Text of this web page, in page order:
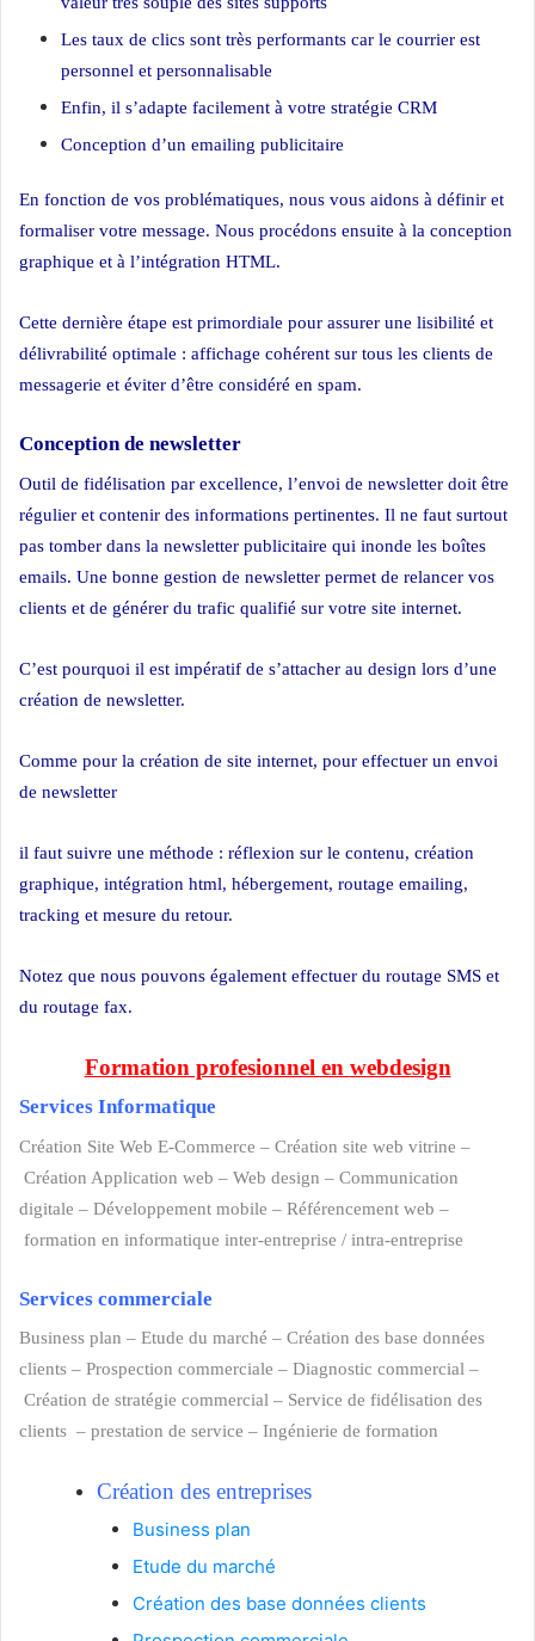
Les taux de clics sont très performants car le courrier est
personnel et personnalisable
Enfin, il s’adapte facilement à votre stratégie CRM
Conception d’un emailing publicitaire
En fonction de vos problématiques, nous vous aidons à définir et
formaliser votre message. Nous procédons ensuite à la conception
graphique et à l’intégration HTML.
Cette dernière étape est primordiale pour assurer une lisibilité et
délivrabilité optimale : affichage cohérent sur tous les clients de
messagerie et éviter d’être considéré en spam.
Conception de newsletter
Outil de fidélisation par excellence, l’envoi de newsletter doit être
régulier et contenir des informations pertinentes. Il ne faut surtout
pas tomber dans la newsletter publicitaire qui inonde les boîtes
emails. Une bonne gestion de newsletter permet de relancer vos
clients et de générer du trafic qualifié sur votre site internet.
C’est pourquoi il est impératif de s’attacher au design lors d’une
création de newsletter.
Comme pour la création de site internet, pour effectuer un envoi
de newsletter
il faut suivre une méthode : réflexion sur le contenu, création
graphique, intégration html, hébergement, routage emailing,
tracking et mesure du retour.
Notez que nous pouvons également effectuer du routage SMS et
du routage fax.
Formation profesionnel en webdesign
Services Informatique
Création Site Web E-Commerce – Création site web vitrine –
Création Application web – Web design – Communication
digitale – Développement mobile – Référencement web –
formation en informatique inter-entreprise / intra-entreprise
Services commerciale
Business plan – Etude du marché – Création des base données
clients – Prospection commerciale – Diagnostic commercial –
Création de stratégie commercial – Service de fidélisation des
clients – prestation de service – Ingénierie de formation
Création des entreprises
Business plan
Etude du marché
Création des base données clients